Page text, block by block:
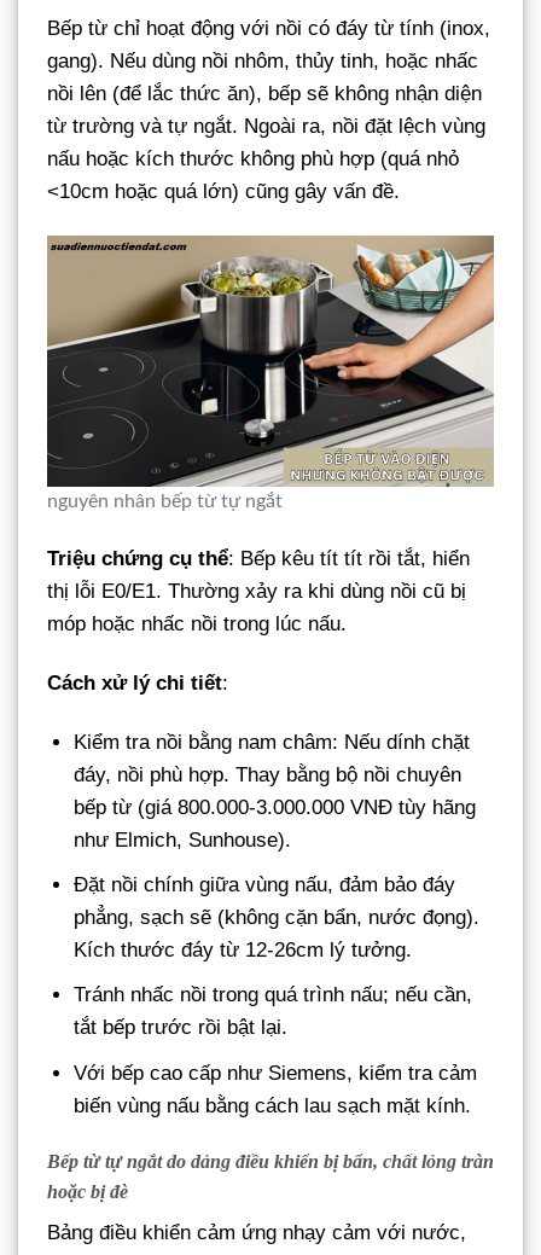
Bếp từ chỉ hoạt động với nồi có đáy từ tính (inox,
gang). Nếu dùng nồi nhôm, thủy tinh, hoặc nhấc
nồi lên (để lắc thức ăn), bếp sẽ không nhận diện
từ trường và tự ngắt. Ngoài ra, nồi đặt lệch vùng
nấu hoặc kích thước không phù hợp (quá nhỏ
<10cm hoặc quá lớn) cũng gây vấn đề.
nguyên nhân bếp từ tự ngắt
Triệu chứng cụ thể: Bếp kêu tít tít rồi tắt, hiển
thị lỗi E0/E1. Thường xảy ra khi dùng nồi cũ bị
móp hoặc nhấc nồi trong lúc nấu.
Cách xử lý chi tiết:
Kiểm tra nồi bằng nam châm: Nếu dính chặt
đáy, nồi phù hợp. Thay bằng bộ nồi chuyên
bếp từ (giá 800.000-3.000.000 VNĐ tùy hãng
như Elmich, Sunhouse).
Đặt nồi chính giữa vùng nấu, đảm bảo đáy
phẳng, sạch sẽ (không cặn bẩn, nước đọng).
Kích thước đáy từ 12-26cm lý tưởng.
Tránh nhấc nồi trong quá trình nấu; nếu cần,
tắt bếp trước rồi bật lại.
Với bếp cao cấp như Siemens, kiểm tra cảm
biến vùng nấu bằng cách lau sạch mặt kính.
Bếp từ tự ngắt do dảng điều khiển bị bẩn, chất lỏng tràn
hoặc bị đè
Bảng điều khiển cảm ứng nhạy cảm với nước,